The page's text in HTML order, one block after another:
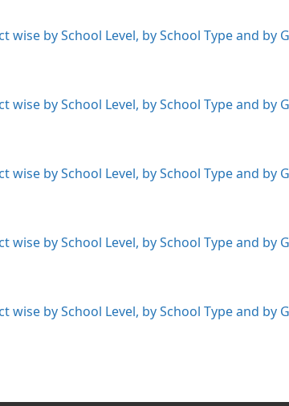
wise by School Level, by School Type and by
wise by School Level, by School Type and by
wise by School Level, by School Type and by
wise by School Level, by School Type and by
wise by School Level, by School Type and by